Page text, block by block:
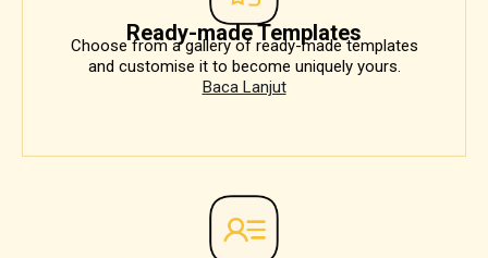
Ready-made Templates
Choose from a gallery of ready-made templates
and customise it to become uniquely yours.
Baca Lanjut